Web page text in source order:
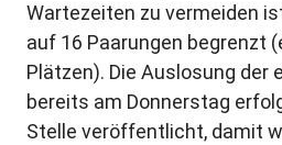
Wartezeiten zu vermeiden
auf 16 Paarungen begrenzt
Plätzen). Die Auslosung der
bereits am Donnerstag
Stelle veröffentlicht, damit